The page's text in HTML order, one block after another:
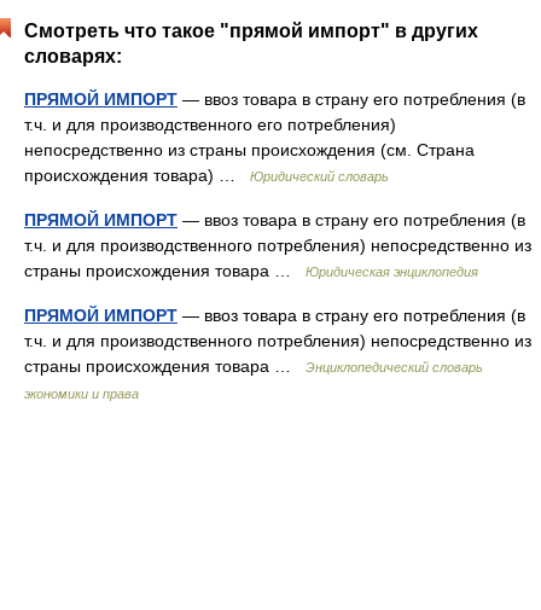
Смотреть что такое "прямой импорт" в других
словарях:
ПРЯМОЙ ИМПОРТ — ввоз товара в страну его потребления (в
т.ч. и для производственного его потребления)
непосредственно из страны происхождения (см. Страна
происхождения товара) …
Юридический словарь
ПРЯМОЙ ИМПОРТ — ввоз товара в страну его потребления (в
т.ч. и для производственного потребления) непосредственно из
страны происхождения товара …
Юридическая энциклопедия
ПРЯМОЙ ИМПОРТ — ввоз товара в страну его потребления (в
т.ч. и для производственного потребления) непосредственно из
страны происхождения товара …
Энциклопедический словарь
экономики и права